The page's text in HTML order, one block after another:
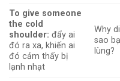
To give someone
the cold
shoulder: đẩy ai
đó ra xa, khiến ai
đó cảm thấy bị
lạnh nhạt
Why
sao
lùng?